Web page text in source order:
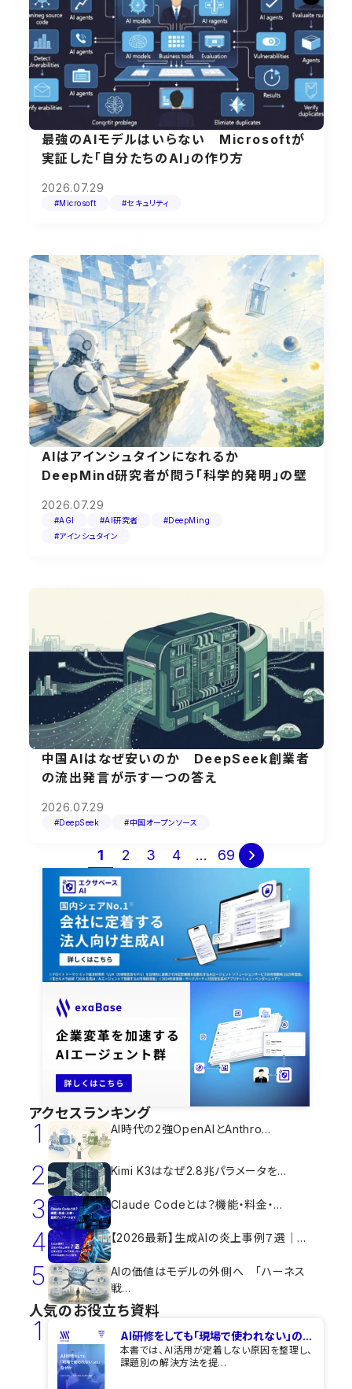
最強のAIモデルはいらない Microsoftが
実証した「自分たちのAI」の作り方
2026.07.29
#Microsoft #セキュリティ
AIはアインシュタインになれるか
DeepMind研究者が問う「科学的発明」の壁
2026.07.29
#AGI #AI研究者
#DeepMing
#アインシュタイン
中国AIはなぜ安いのか DeepSeek創業者
の流出発言が示す一つの答え
2026.07.29
#DeepSeek #中国オープンソース
1 2 3 4 … 69 
アクセスランキング
1 AI時代の2強OpenAIとAnthro...
2 Kimi K3はなぜ2.8兆パラメータを...
3 Claude Codeとは？機能・料金・...
4 【2026最新】生成AIの炎上事例７選｜...
5
AIの価値はモデルの外側へ 「ハーネス
戦...
人気のお役立ち資料
1 AI研修をしても​「現場で使われない」の...
本書では、AI活用が定着しない原因を整理し、
課題別の解決方法を提...